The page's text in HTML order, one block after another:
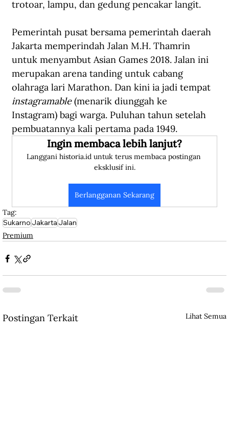
trotoar, lampu, dan gedung pencakar langit.
Pemerintah pusat bersama pemerintah daerah
Jakarta memperindah Jalan M.H. Thamrin
untuk menyambut Asian Games 2018. Jalan ini
merupakan arena tanding untuk cabang
olahraga lari Marathon. Dan kini ia jadi tempat
instagramable (menarik diunggah ke
Instagram) bagi warga. Puluhan tahun setelah
pembuatannya kali pertama pada 1949.
Ingin membaca lebih lanjut?
Langgani historia.id untuk terus membaca postingan
eksklusif ini.
Berlangganan Sekarang
Tag:
SukarnoJakartaJalan
Premium
Postingan Terkait Lihat Semua